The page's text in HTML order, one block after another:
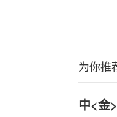
为你推
中<金